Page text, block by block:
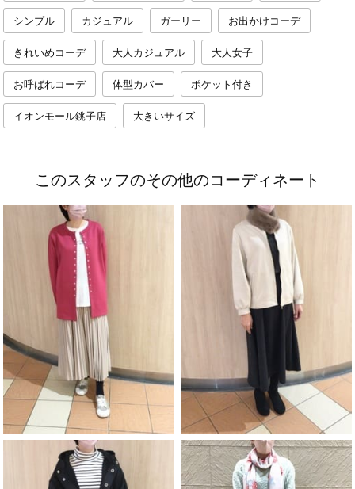
シンプル カジュアル ガーリー お出かけコーデ
きれいめコーデ 大人カジュアル 大人女子
お呼ばれコーデ 体型カバー ポケット付き
イオンモール銚子店 大きいサイズ
このスタッフのその他のコーディネート